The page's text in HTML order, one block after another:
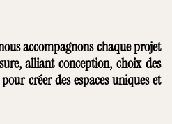
accompagnons chaque projet
alliant conception, choix des
créer des espaces uniques et